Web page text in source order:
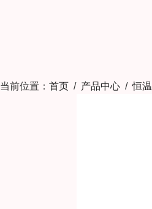
当前位置： 首页 / 产品中心 /恒